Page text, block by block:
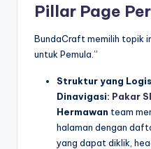
Pillar Page
BundaCraft memilih topik
untuk Pemula.”
Struktur yang
Dinavigasi: Pakar
Hermawan team
halaman dengan
yang dapat diklik,